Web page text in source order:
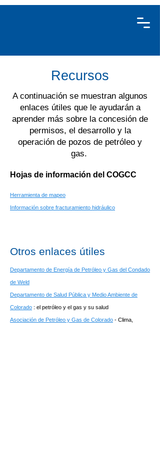
Recursos
A continuación se muestran algunos
enlaces útiles que le ayudarán a
aprender más sobre la concesión de
permisos, el desarrollo y la
operación de pozos de petróleo y
gas.
Hojas de información del COGCC
Herramienta de mapeo
Información sobre fracturamiento hidráulico
Otros enlaces útiles
Departamento de Energía de Petróleo y Gas del Condado
de Weld
Departamento de Salud Pública y Medio Ambiente de
Colorado : el petróleo y el gas y su salud
Asociación de Petróleo y Gas de Colorado - Clima,